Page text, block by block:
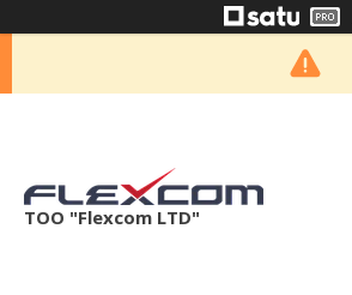
ТОО "Flexcom LTD"